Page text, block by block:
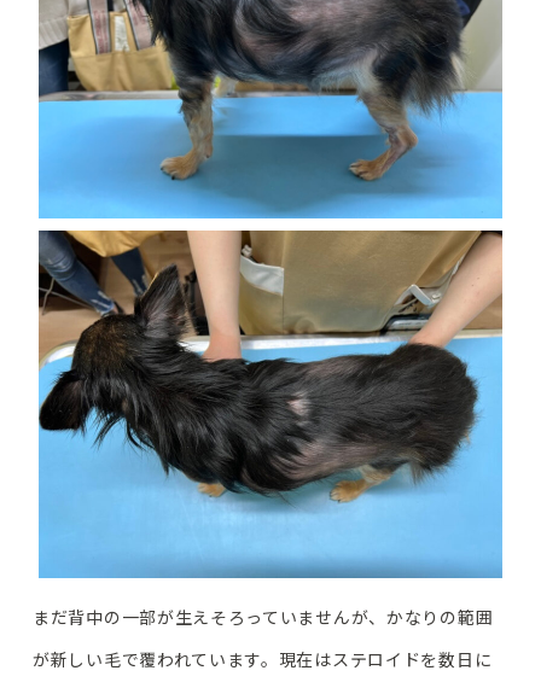
まだ背中の一部が生えそろっていませんが、かなりの範囲
が新しい毛で覆われています。現在はステロイドを数日に